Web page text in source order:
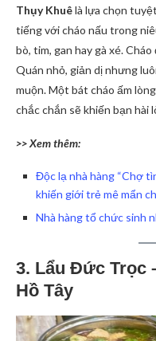
Thụy Khuêlà lựa chọn
tiếng với cháo nấu trong
bò, tim, gan hay gà xé.
Quán nhỏ, giản dị nhưng
muộn. Một bát cháo ấm
chắc chắn sẽ khiến bạn hài
>> Xem thêm:
Độc lạ nhà hàng “Chợ
khiến giới trẻ mê mẩn
Nhà hàng tổ chức sinh
3. Lẩu Đức Trọc
Hồ Tây